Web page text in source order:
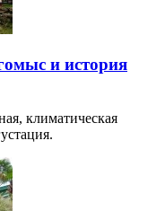
и история
климатическая